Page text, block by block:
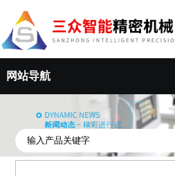
网站导航